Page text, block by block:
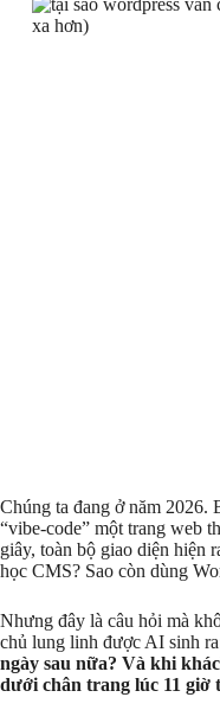
Chúng ta đang ở năm 2026.
“vibe-code” một trang web
giây, toàn bộ giao diện hiện
học CMS? Sao còn dùng
Nhưng đây là câu hỏi mà
chủ lung linh được AI sinh
ngày sau nữa? Và khi
dưới chân trang lúc 11 giờ